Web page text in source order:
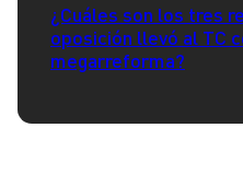
¿Cuáles son los tres
oposición llevó al TC
megarreforma?